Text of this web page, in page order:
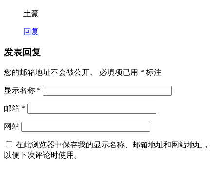
土豪
回复
发表回复
您的邮箱地址不会被公开。 必填项已用 * 标注
显示名称 *
邮箱 *
网站
在此浏览器中保存我的显示名称、邮箱地址和网站地址，
以便下次评论时使用。